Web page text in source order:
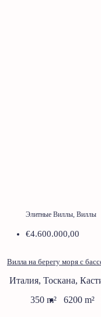
Элитные Виллы, Виллы
€4.600.000,00
Вилла на берегу моря с
Италия, Тоскана,
350 m² 6200 m²